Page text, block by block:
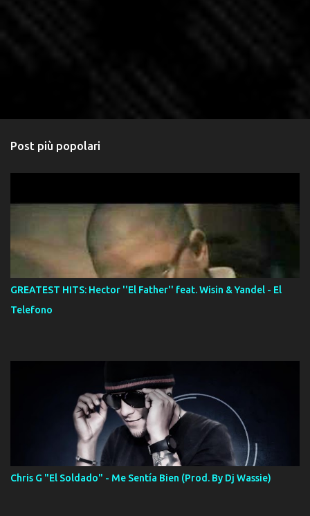
Post più popolari
GREATEST HITS: Hector ''El Father'' feat. Wisin & Yandel - El
Telefono
Chris G "El Soldado" - Me Sentía Bien (Prod. By Dj Wassie)